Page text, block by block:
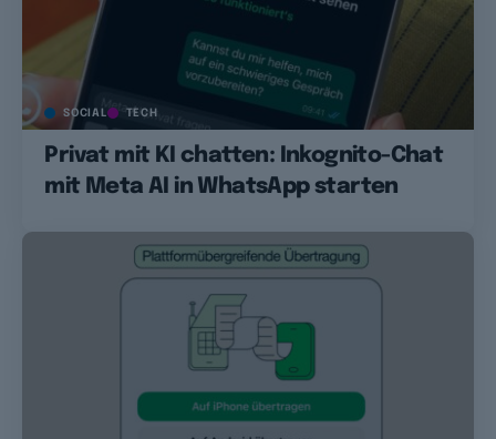
SOCIAL TECH
Privat mit KI chatten: Inkognito-Chat
mit Meta AI in WhatsApp starten